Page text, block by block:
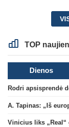
TOP
Dienos
Rodri apsisprendė
Vinicius liks „Real“